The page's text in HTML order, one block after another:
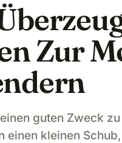
Zur
guten Zweck
einen kleinen